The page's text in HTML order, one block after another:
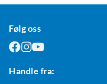
Følg oss
Handle fra: